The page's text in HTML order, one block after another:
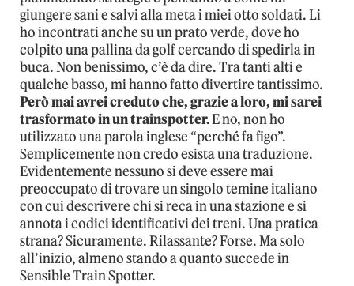
giungere sani e salvi alla meta i miei otto soldati. Li
ho incontrati anche su un prato verde, dove ho
colpito una pallina da golf cercando di spedirla in
buca. Non benissimo, c’è da dire. Tra tanti alti e
qualche basso, mi hanno fatto divertire tantissimo.
Però mai avrei creduto che, grazie a loro, mi sarei
trasformato in un trainspotter.E no, non ho
utilizzato una parola inglese “perché fa figo”.
Semplicemente non credo esista una traduzione.
Evidentemente nessuno si deve essere mai
preoccupato di trovare un singolo temine italiano
con cui descrivere chi si reca in una stazione e si
annota i codici identificativi dei treni. Una pratica
strana? Sicuramente. Rilassante? Forse. Ma solo
all’inizio, almeno stando a quanto succede in
Sensible Train Spotter.